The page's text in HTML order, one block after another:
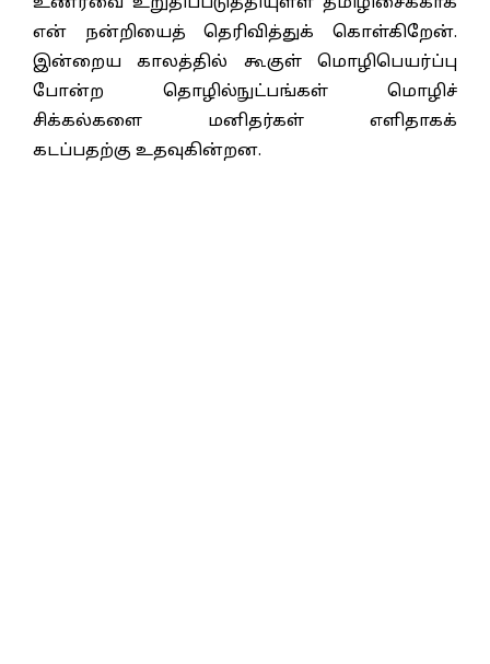
என் நன்றியைத் தெரிவித்துக் கொள்கிறேன்.
இன்றைய காலத்தில் கூகுள் மொழிபெயர்ப்பு
போன்ற தொழில்நுட்பங்கள் மொழிச்
சிக்கல்களை மனிதர்கள் எளிதாகக்
கடப்பதற்கு உதவுகின்றன.